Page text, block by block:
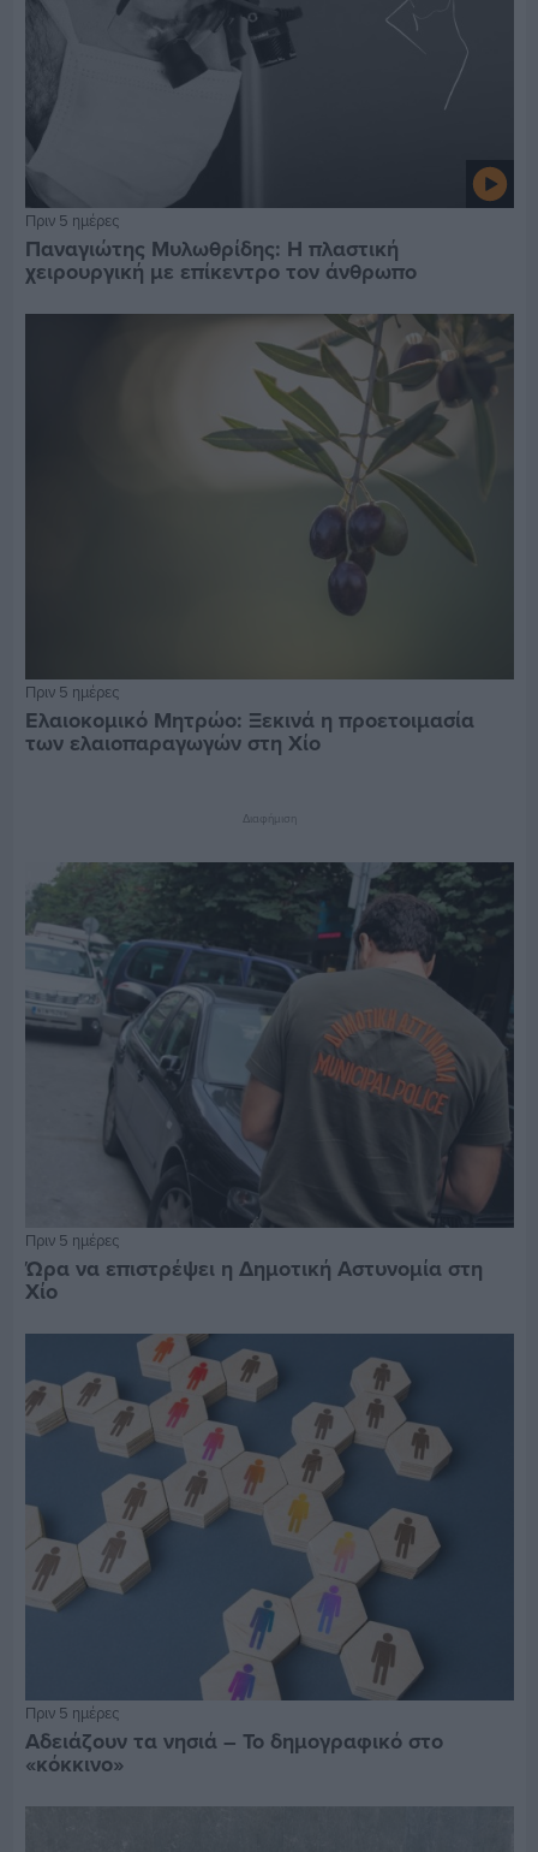
Πριν 5 ημέρες
Παναγιώτης Μυλωθρίδης: Η πλαστική
χειρουργική με επίκεντρο τον άνθρωπο
Πριν 5 ημέρες
Ελαιοκομικό Μητρώο: Ξεκινά η προετοιμασία
των ελαιοπαραγωγών στη Χίο
Διαφήμιση
Πριν 5 ημέρες
Ώρα να επιστρέψει η Δημοτική Αστυνομία στη
Χίο
Πριν 5 ημέρες
Αδειάζουν τα νησιά – Το δημογραφικό στο
«κόκκινο»